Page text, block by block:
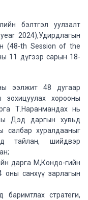
бэлтгэл уулзалт
2024),Удирдлагын
(48-th Session of the
11 дүгээр сарын 18-
ээлжит 48 дугаар
зохицуулах хорооны
Т.Наранмандах нь
Дэд даргын хувьд
салбар хуралдааныг
тайлан, шийдвэр
дарга М,Кондо-гийн
санхүү зарлагын
баримтлах стратеги,